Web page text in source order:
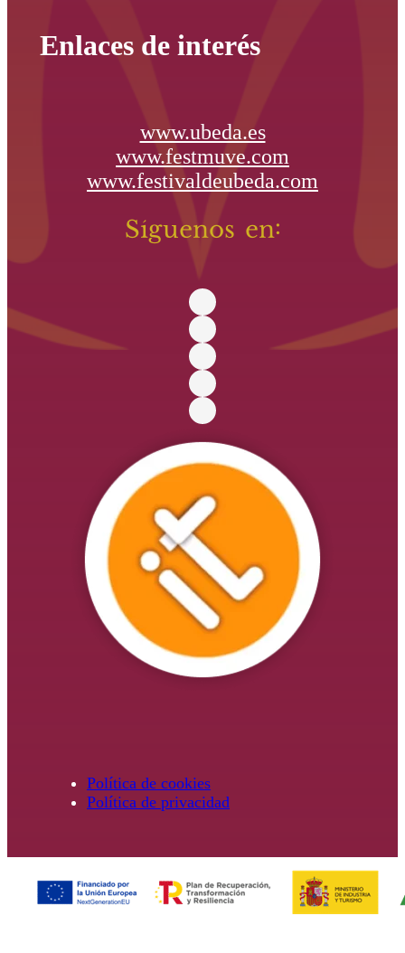
Enlaces de interés
www.ubeda.es
www.festmuve.com
www.festivaldeubeda.com
Síguenos en:
Política de cookies
Política de privacidad